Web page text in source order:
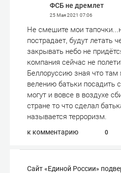
ФСБ не дремлет
25 Мая 2021 07:06
Не смешите мои
пострадает, будут летать
закрывать небо не
компания сейчас не
Беллоруссию зная что там
велению батьки посадить
могут и вовсе в воздухе
стране то что сделал
называется терроризм.
к комментарию 0
Сайт «Единой России»